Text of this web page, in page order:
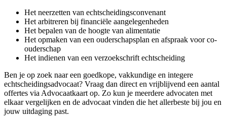
Het neerzetten van echtscheidingsconvenant
Het arbitreren bij financiële aangelegenheden
Het bepalen van de hoogte van alimentatie
Het opmaken van een ouderschapsplan en afspraak voor co-
ouderschap
Het indienen van een verzoekschrift echtscheiding
Ben je op zoek naar een goedkope, vakkundige en integere
echtscheidingsadvocaat? Vraag dan direct en vrijblijvend een aantal
offertes via Advocaatkaart op. Zo kun je meerdere advocaten met
elkaar vergelijken en de advocaat vinden die het allerbeste bij jou en
jouw uitdaging past.